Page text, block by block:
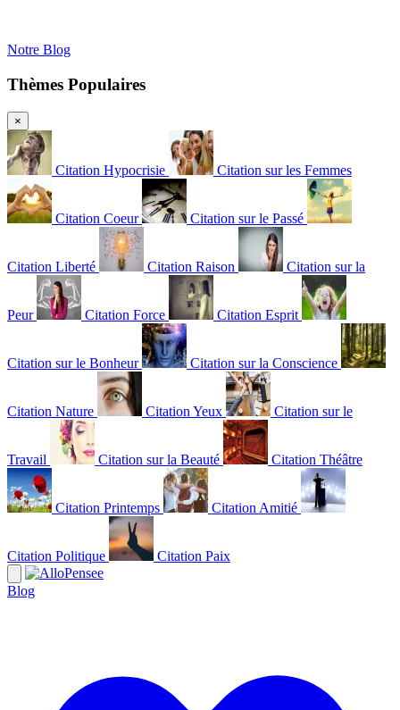
Notre Blog
Thèmes Populaires
×
Citation Hypocrisie Citation sur les Femmes
Citation Coeur Citation sur le Passé
Citation Liberté Citation Raison Citation sur la
Peur Citation Force Citation Esprit
Citation sur le Bonheur Citation sur la Conscience
Citation Nature Citation Yeux Citation sur le
Travail Citation sur la Beauté Citation Théâtre
Citation Printemps Citation Amitié
Citation Politique Citation Paix
Blog